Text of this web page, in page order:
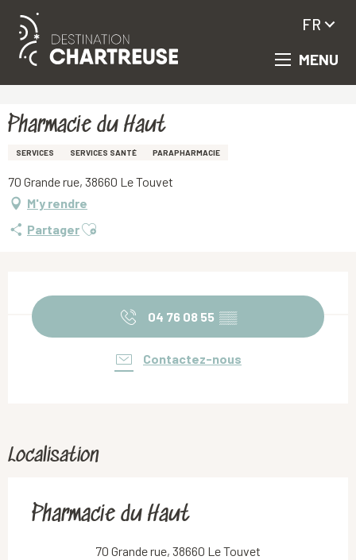
Aller
principal
MENU
FR
Pharmacie du Haut
SERVICES SERVICES SANTÉ PARAPHARMACIE
70 Grande rue, 38660 Le Touvet
M'y rendre
PartagerAjouter aux favoris
04 76 08 55 ▒▒
Contactez-nous
Localisation
Pharmacie du Haut
70 Grande rue, 38660 Le Touvet